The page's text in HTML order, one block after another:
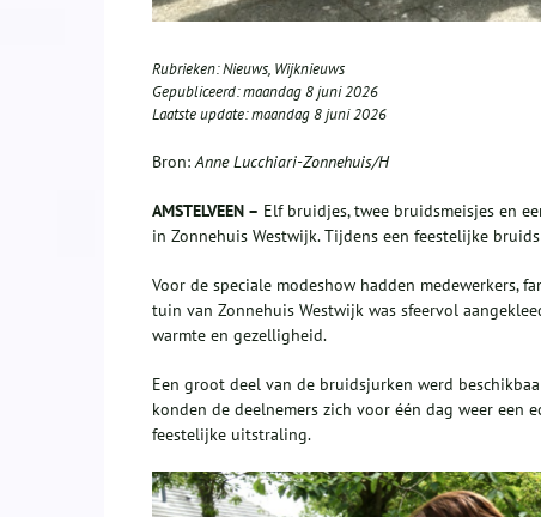
Rubrieken:Nieuws, Wijknieuws
Gepubliceerd:maandag 8 juni 2026
Laatste update:maandag 8 juni 2026
Bron:Anne Lucchiari-Zonnehuis/H
AMSTELVEEN – Elf bruidjes, twee bruidsmeisjes en
in Zonnehuis Westwijk. Tijdens een feestelijke
Voor de speciale modeshow hadden medewerkers,
tuin van Zonnehuis Westwijk was sfeervol
warmte en gezelligheid.
Een groot deel van de bruidsjurken werd
konden de deelnemers zich voor één dag weer een
feestelijke uitstraling.